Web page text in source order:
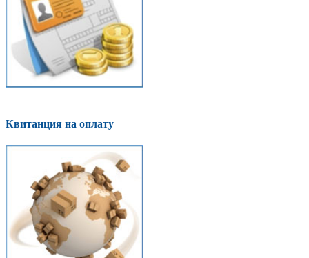
Квитанция на оплату